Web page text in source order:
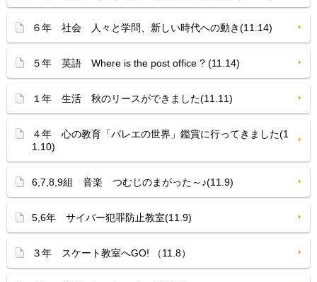
６年 社会 人々と学問、新しい時代への動き(11.14)
５年 英語 Where is the post office ? (11.14)
１年 生活 秋のリースができました(11.11)
４年 心の教育「バレエの世界」鑑賞に行ってきました(1
1.10)
6,7,8,9組 音楽 つむじのまがった～♪(11.9)
5,6年 サイバー犯罪防止教室(11.9)
３年 スケート教室へGO! （11.8）